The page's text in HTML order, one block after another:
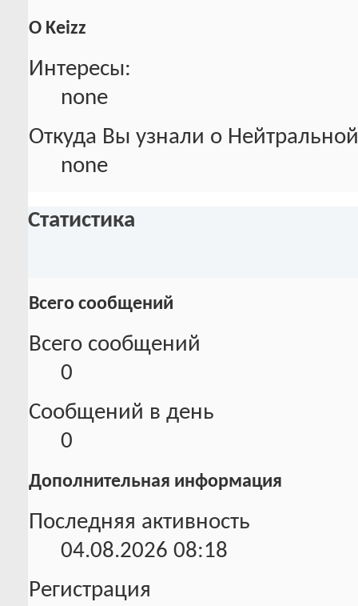
О Keizz
Интересы:
none
Откуда Вы узнали о
none
Статистика
Всего сообщений
Всего сообщений
0
Сообщений в день
0
Дополнительная информация
Последняя активность
04.08.2026 08:18
Регистрация